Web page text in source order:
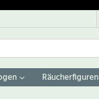
Räucherfiguren